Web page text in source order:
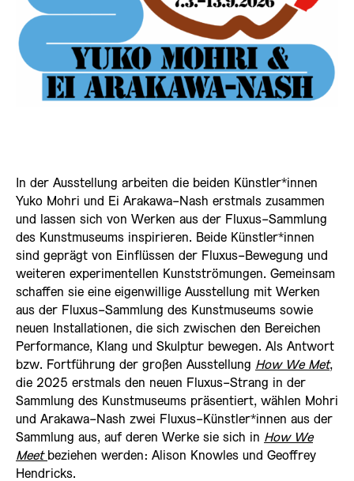
In der Ausstellung arbeiten die beiden Künstler*innen
Yuko Mohri und Ei Arakawa-Nash erstmals zusammen
und lassen sich von Werken aus der Fluxus-Sammlung
des Kunstmuseums inspirieren. Beide Künstler*innen
sind geprägt von Einflüssen der Fluxus-Bewegung und
weiteren experimentellen Kunstströmungen. Gemeinsam
schaffen sie eine eigenwillige Ausstellung mit Werken
aus der Fluxus-Sammlung des Kunstmuseums sowie
neuen Installationen, die sich zwischen den Bereichen
Performance, Klang und Skulptur bewegen. Als Antwort
bzw. Fortführung der großen Ausstellung How We Met,
die 2025 erstmals den neuen Fluxus-Strang in der
Sammlung des Kunstmuseums präsentiert, wählen Mohri
und Arakawa-Nash zwei Fluxus-Künstler*innen aus der
Sammlung aus, auf deren Werke sie sich in How We
Meet beziehen werden: Alison Knowles und Geoffrey
Hendricks.